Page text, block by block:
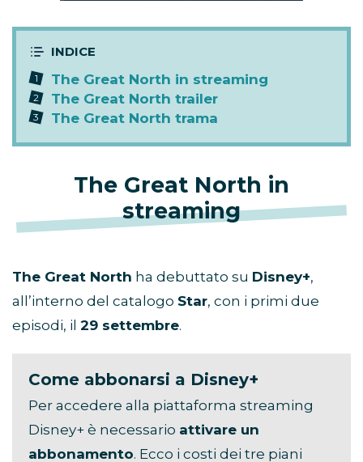
The Great North in streaming
The Great North trailer
The Great North trama
The Great North in
streaming
The Great North ha debuttato su Disney+,
all’interno del catalogo Star, con i primi due
episodi, il 29 settembre.
Come abbonarsi a Disney+
Per accedere alla piattaforma streaming
Disney+ è necessario attivare un
abbonamento. Ecco i costi dei tre piani